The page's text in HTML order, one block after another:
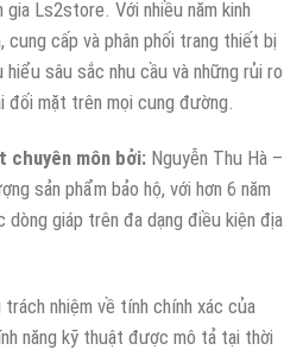
gia Ls2store. Với nhiều năm kinh
cấp và phân phối trang thiết bị
sâu sắc nhu cầu và những rủi ro
đối mặt trên mọi cung đường.
chuyên môn bởi: Nguyễn Thu Hà –
sản phẩm bảo hộ, với hơn 6 năm
giáp trên đa dạng điều kiện địa
trách nhiệm về tính chính xác của
năng kỹ thuật được mô tả tại thời